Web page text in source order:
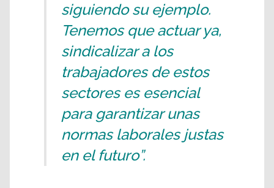
siguiendo su ejemplo.
Tenemos que actuar ya,
sindicalizar a los
trabajadores de estos
sectores es esencial
para garantizar unas
normas laborales justas
en el futuro”.